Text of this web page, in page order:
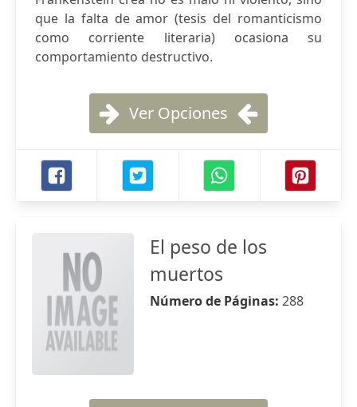
que la falta de amor (tesis del romanticismo
como corriente literaria) ocasiona su
comportamiento destructivo.
Ver Opciones
El peso de los
muertos
Número de Páginas: 288